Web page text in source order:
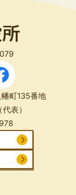
町135番地
（代表）